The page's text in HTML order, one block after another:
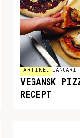
ARTIKEL
VEGANSK
RECEPT